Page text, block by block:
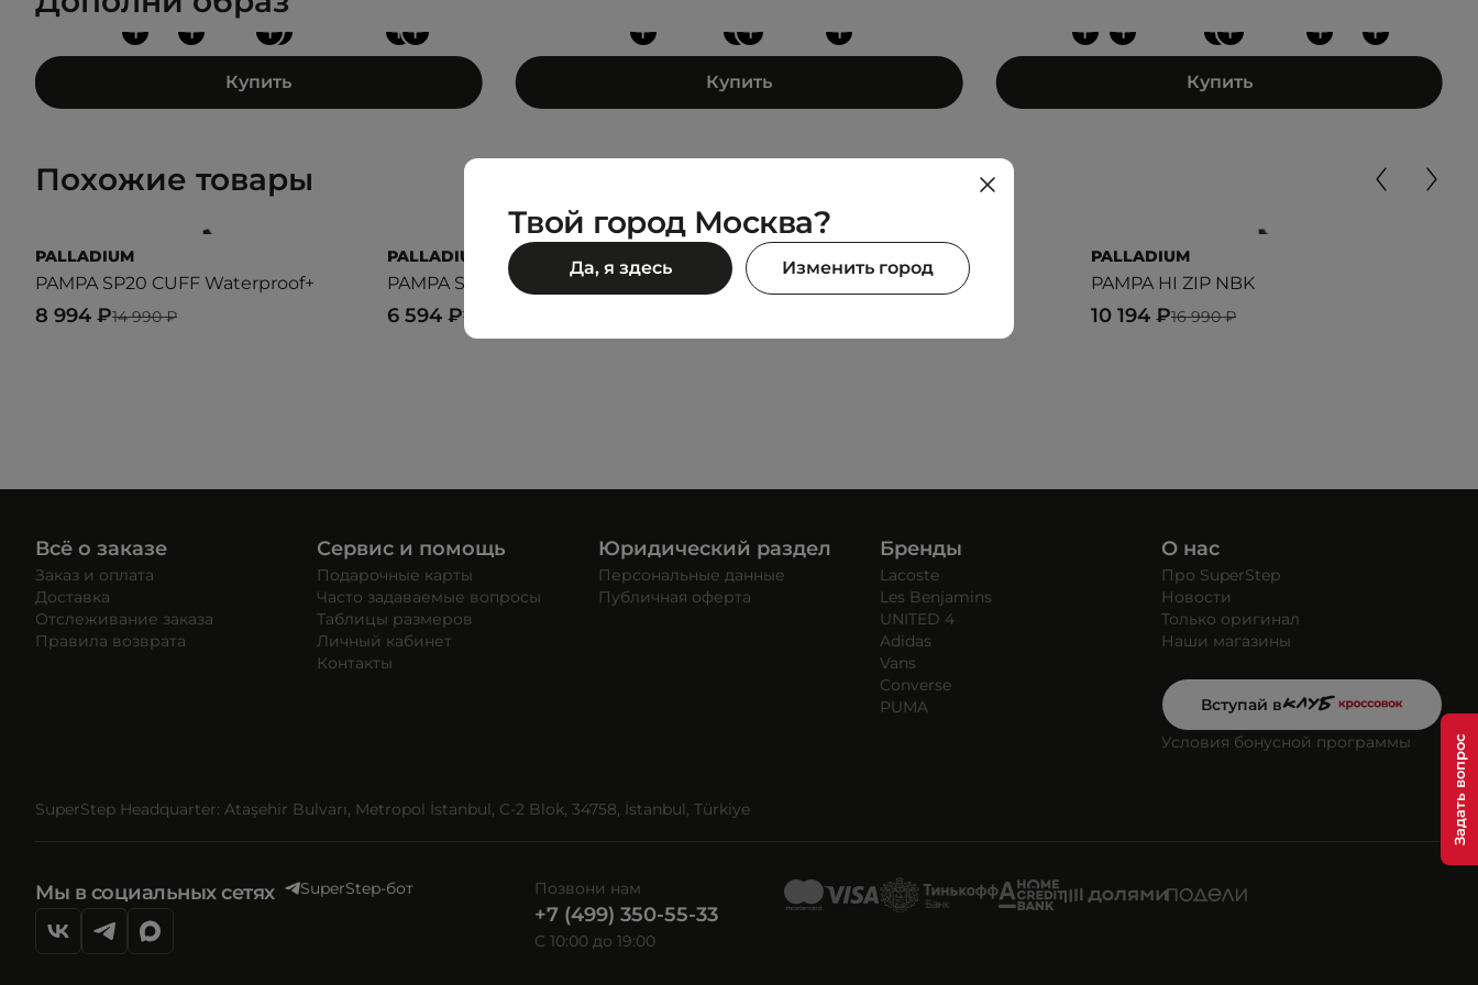
+
+
+ + + +
Купить
+
+
+ +
Купить
+
+
+ + +
+
Купить
Похожие товары
PALLADIUM
PAMPA SP20 CUFF Waterproof+
14 990 ₽
8 994 ₽
PALLADIUM
PAMPA SP20 HI WAX
10 990 ₽
6 594 ₽
JEEP
Powell Will Fur
PALLADIUM
PAMPA HI ZIP NBK
16 990 ₽
10 194 ₽
Всё о заказе
Заказ и оплата
Доставка
Отслеживание заказа
Правила возврата
Сервис и помощь
Подарочные карты
Часто задаваемые вопросы
Таблицы размеров
Личный кабинет
Контакты
Юридический раздел
Персональные данные
Публичная оферта
Бренды
Lacoste
Les Benjamins
UNITED 4
Adidas
Vans
Converse
PUMA
О нас
Про SuperStep
Новости
Только оригинал
Наши магазины
Вступай в
Условия бонусной программы
SuperStep Headquarter: Ataşehir Bulvarı, Metropol İstanbul, C-2 Blok, 34758, İstanbul, Türkiye
Мы в социальных сетях SuperStep-бот Позвони нам
+7 (499) 350-55-33
C 10:00 до 19:00
Твой город Москва?
Да, я здесь Изменить город